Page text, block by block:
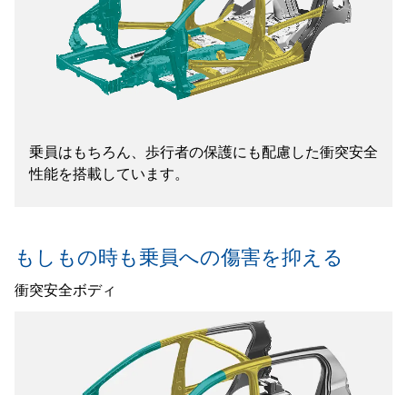
乗員はもちろん、歩行者の保護にも配慮した衝突安全
性能を搭載しています。
もしもの時も乗員への傷害を抑える
衝突安全ボディ